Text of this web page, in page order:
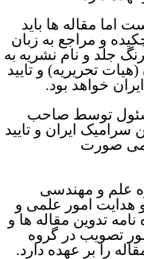
مقاله­ ها باید
و مراجع به زبان
جلد و نامنشریهبه
تحریریه) و تایید
خواهد بود.
توسط صاحب
ایران و تایید
صورت
و مهندسی
امور علمی و
تدوین مقاله ­ها و
تصویب در گروه
را بر عهده دارد.